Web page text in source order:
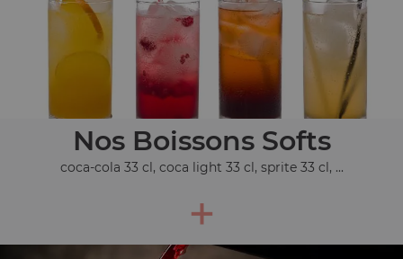
Nos Boissons Softs
coca-cola 33 cl, coca light 33 cl, sprite 33 cl, ...
+